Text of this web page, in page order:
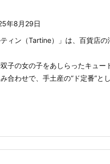
年8月29日
ティン（Tartine）」は、百貨店
子の女の子をあしらったキュー
合わせで、手土産の“ド定番”と